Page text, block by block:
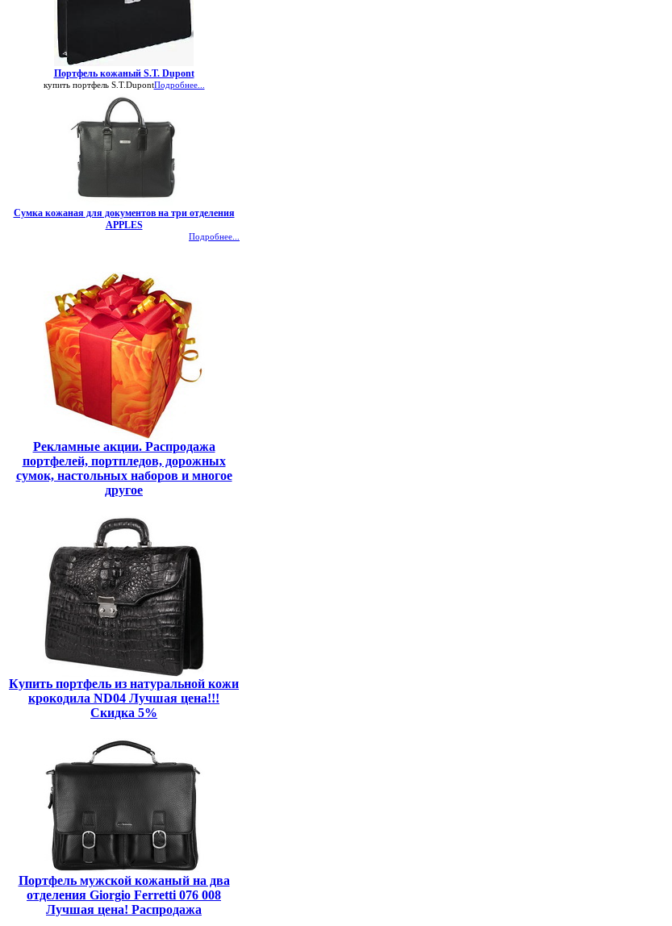
Портфель кожаный S.T. Dupont
купить портфель S.T.DupontПодробнее...
Сумка кожаная для документов на три отделения
APPLES
Подробнее...
Рекламные акции. Распродажа
портфелей, портпледов, дорожных
сумок, настольных наборов и многое
другое
Купить портфель из натуральной кожи
крокодила ND04 Лучшая цена!!!
Скидка 5%
Портфель мужской кожаный на два
отделения Giorgio Ferretti 076 008
Лучшая цена! Распродажа